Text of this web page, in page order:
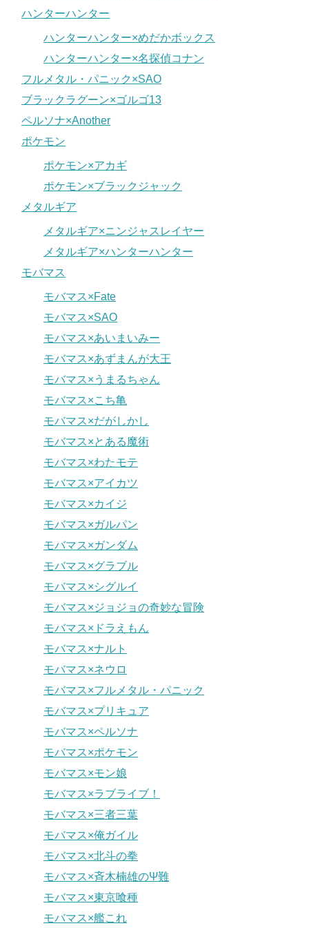
ハンターハンター
ハンターハンター×めだかボックス
ハンターハンター×名探偵コナン
フルメタル・パニック×SAO
ブラックラグーン×ゴルゴ13
ペルソナ×Another
ポケモン
ポケモン×アカギ
ポケモン×ブラックジャック
メタルギア
メタルギア×ニンジャスレイヤー
メタルギア×ハンターハンター
モバマス
モバマス×Fate
モバマス×SAO
モバマス×あいまいみー
モバマス×あずまんが大王
モバマス×うまるちゃん
モバマス×こち亀
モバマス×だがしかし
モバマス×とある魔術
モバマス×わたモテ
モバマス×アイカツ
モバマス×カイジ
モバマス×ガルパン
モバマス×ガンダム
モバマス×グラブル
モバマス×シグルイ
モバマス×ジョジョの奇妙な冒険
モバマス×ドラえもん
モバマス×ナルト
モバマス×ネウロ
モバマス×フルメタル・パニック
モバマス×プリキュア
モバマス×ペルソナ
モバマス×ポケモン
モバマス×モン娘
モバマス×ラブライブ！
モバマス×三者三葉
モバマス×俺ガイル
モバマス×北斗の拳
モバマス×斉木楠雄のΨ難
モバマス×東京喰種
モバマス×艦これ